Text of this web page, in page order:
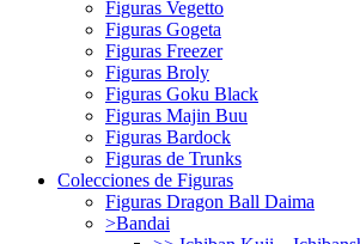
Figuras Vegetto
Figuras Gogeta
Figuras Freezer
Figuras Broly
Figuras Goku Black
Figuras Majin Buu
Figuras Bardock
Figuras de Trunks
Colecciones de Figuras
Figuras Dragon Ball Daima
>Bandai